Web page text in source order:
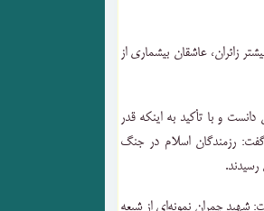
زائران، عاشقان بیشماری از
و با تأکید به اینکه قدر
رزمندگان اسلام در جنگ
رسیدند.
شهید چمران نمونه‌ای از شیعه